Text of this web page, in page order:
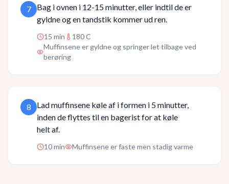
7
Bag i ovnen i 12-15 minutter, eller indtil de er
gyldne og en tandstik kommer ud ren.
15 min
180 C
Muffinsene er gyldne og springer let tilbage ved
berøring
8
Lad muffinsene køle af i formen i 5 minutter,
inden de flyttes til en bagerist for at køle
helt af.
10min Muffinsene er faste men stadig varme